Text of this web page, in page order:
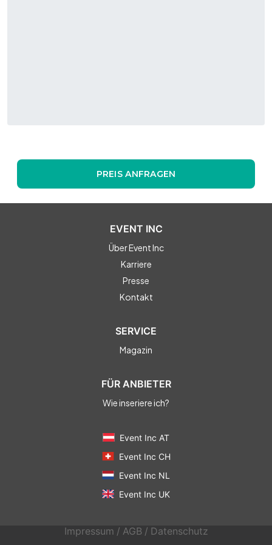
PREIS ANFRAGEN
EVENT INC
Über Event Inc
Karriere
Presse
Kontakt
SERVICE
Magazin
FÜR ANBIETER
Wie inseriere ich?
Event Inc AT
Event Inc CH
Event Inc NL
Event Inc UK
Impressum / AGB / Datenschutz